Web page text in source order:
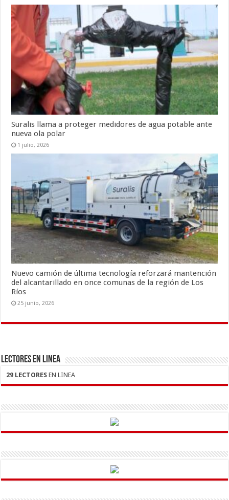
Suralis llama a proteger medidores de agua potable ante
nueva ola polar
1 julio, 2026
Nuevo camión de última tecnología reforzará mantención
del alcantarillado en once comunas de la región de Los
Ríos
25 junio, 2026
LECTORES EN LINEA
29 LECTORES EN LINEA